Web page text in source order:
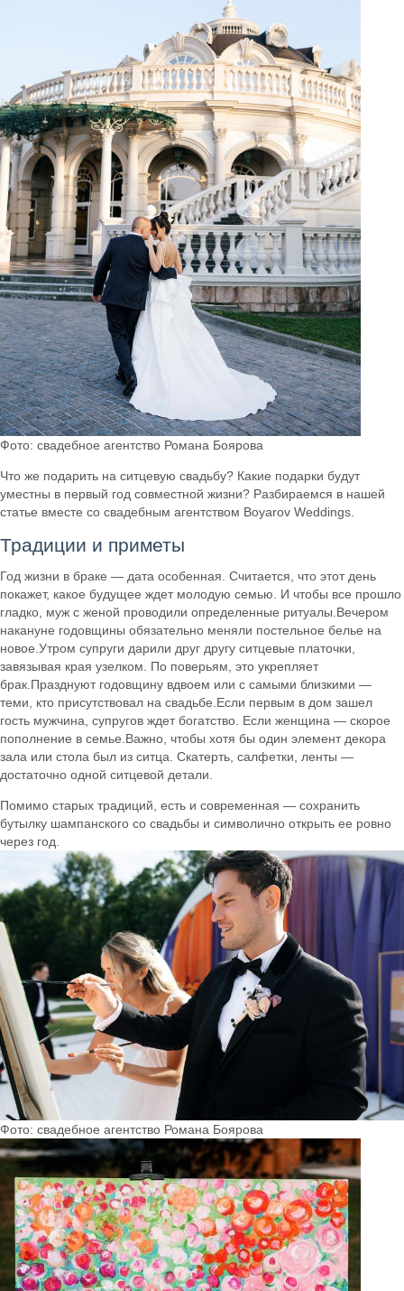
Фото: свадебное агентство Романа Боярова
Что же подарить на ситцевую свадьбу? Какие подарки будут
уместны в первый год совместной жизни? Разбираемся в нашей
статье вместе со свадебным агентством Boyarov Weddings.
Традиции и приметы
Год жизни в браке — дата особенная. Считается, что этот день
покажет, какое будущее ждет молодую семью. И чтобы все прошло
гладко, муж с женой проводили определенные ритуалы.Вечером
накануне годовщины обязательно меняли постельное белье на
новое.Утром супруги дарили друг другу ситцевые платочки,
завязывая края узелком. По поверьям, это укрепляет
брак.Празднуют годовщину вдвоем или с самыми близкими —
теми, кто присутствовал на свадьбе.Если первым в дом зашел
гость мужчина, супругов ждет богатство. Если женщина — скорое
пополнение в семье.Важно, чтобы хотя бы один элемент декора
зала или стола был из ситца. Скатерть, салфетки, ленты —
достаточно одной ситцевой детали.
Помимо старых традиций, есть и современная — сохранить
бутылку шампанского со свадьбы и символично открыть ее ровно
через год.
Фото: свадебное агентство Романа Боярова